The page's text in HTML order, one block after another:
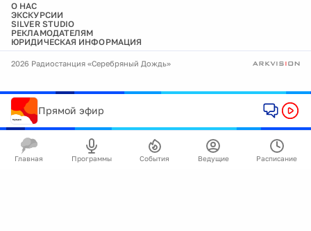
О НАС
ЭКСКУРСИИ
SILVER STUDIO
РЕКЛАМОДАТЕЛЯМ
ЮРИДИЧЕСКАЯ ИНФОРМАЦИЯ
2026 Радиостанция «Серебряный Дождь»
Прямой эфир
Главная Программы События Ведущие Расписание